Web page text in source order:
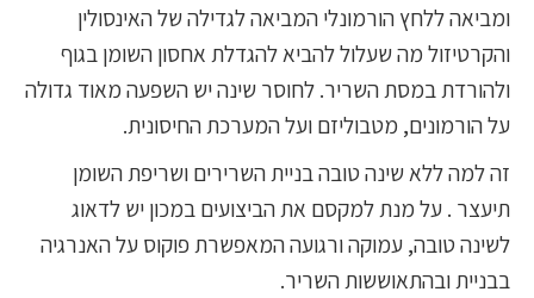
ומביאה ללחץ הורמונלי המביאה לגדילה של האינסולין
והקרטיזול מה שעלול להביא להגדלת אחסון השומן בגוף
ולהורדת במסת השריר. לחוסר שינה יש השפעה מאוד גדולה
על הורמונים, מטבוליזם ועל המערכת החיסונית.
זה למה ללא שינה טובה בניית השרירים ושריפת השומן
תיעצר . על מנת למקסם את הביצועים במכון יש לדאוג
לשינה טובה, עמוקה ורגועה המאפשרת פוקוס על האנרגיה
בבניית ובהתאוששות השריר.